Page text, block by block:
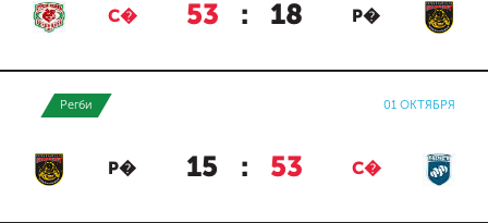
С� 53 : 18 Р�
Регби 01 ОКТЯБРЯ
Р� 15 : 53 С�